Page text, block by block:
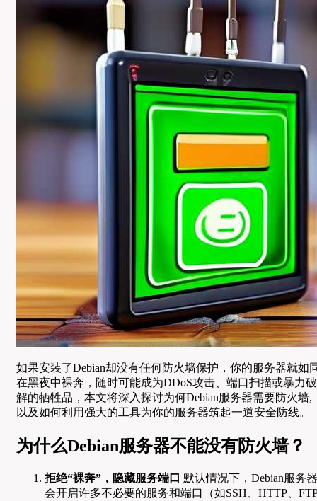
如果安装了Debian却没有任何防火墙保护，你的服务器就如
在黑夜中裸奔，随时可能成为DDoS攻击、端口扫描或暴力破
解的牺牲品，本文将深入探讨为何Debian服务器需要防火墙,
以及如何利用强大的工具为你的服务器筑起一道安全防线。
为什么Debian服务器不能没有防火墙？
拒绝“裸奔”，隐藏服务端口 默认情况下，Debian服务器
会开启许多不必要的服务和端口（如SSH、HTTP、